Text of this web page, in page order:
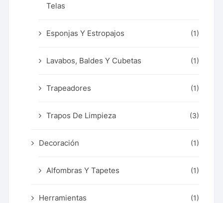
Telas
Esponjas Y Estropajos (1)
Lavabos, Baldes Y Cubetas (1)
Trapeadores (1)
Trapos De Limpieza (3)
Decoración (1)
Alfombras Y Tapetes (1)
Herramientas (1)